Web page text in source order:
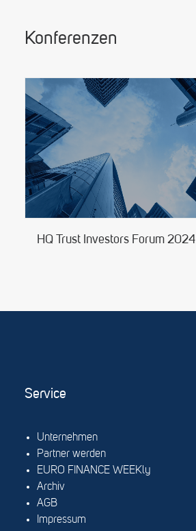
Konferenzen
HQ Trust Investors Forum 2024
Service
Unternehmen
Partner werden
EURO FINANCE WEEKly
Archiv
AGB
Impressum